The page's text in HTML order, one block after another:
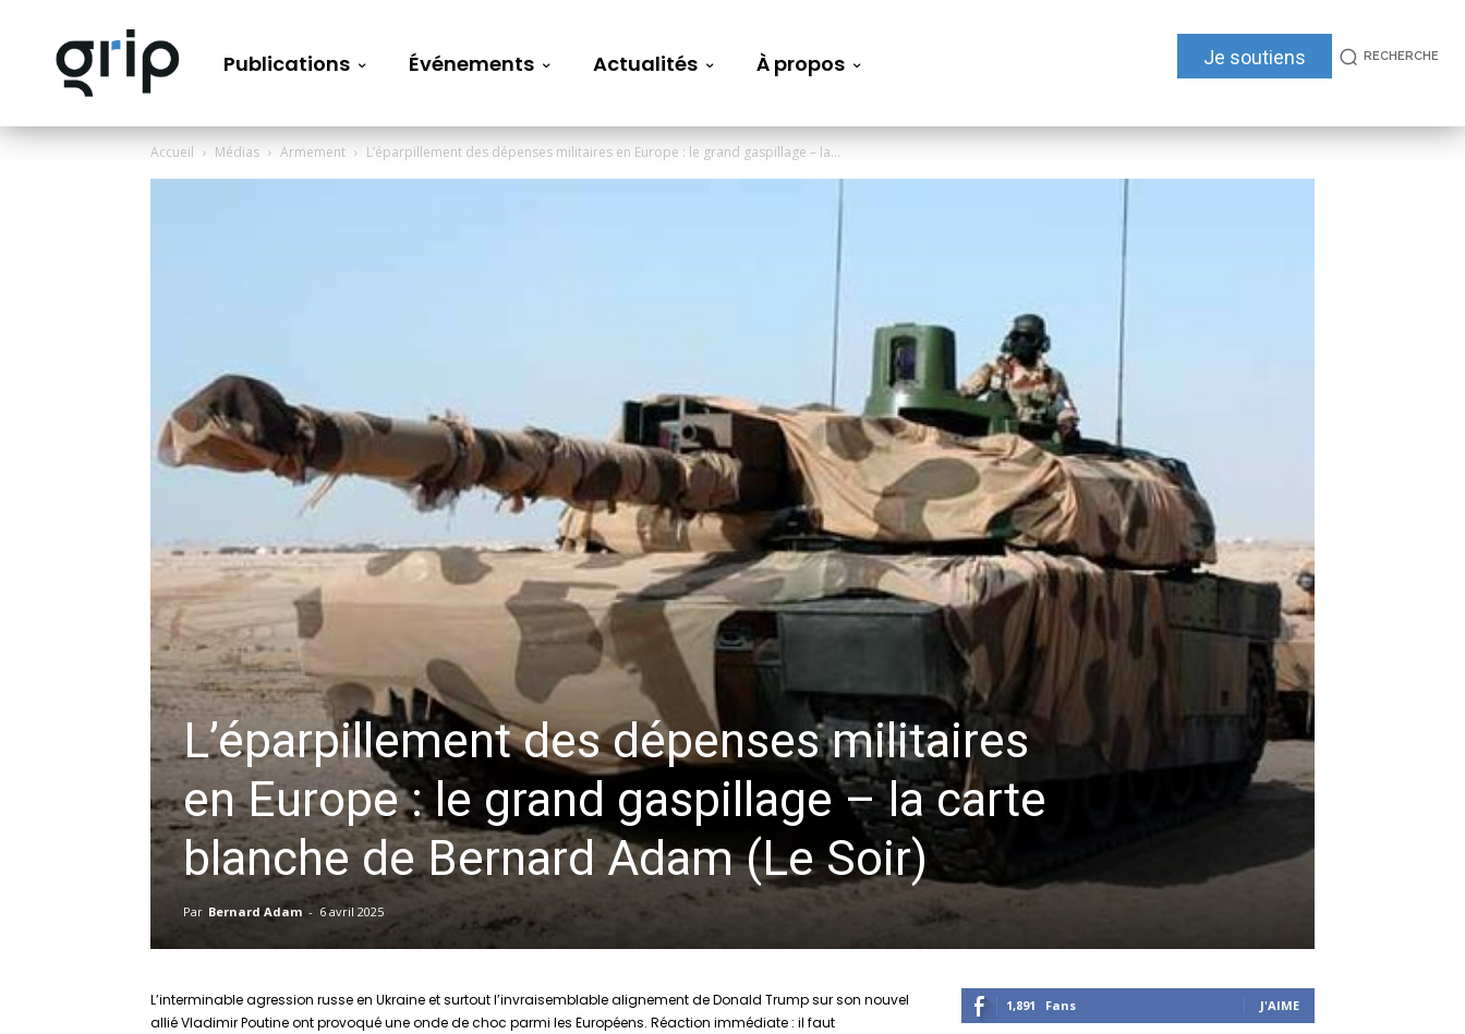
Publications Événements Actualités À propos Je soutiens RECHERCHE
Accueil Médias Armement L’éparpillement des dépenses militaires en Europe : le grand gaspillage – la...
L’éparpillement des dépenses militaires
en Europe : le grand gaspillage – la carte
blanche de Bernard Adam (Le Soir)
Par Bernard Adam - 6 avril 2025
L’interminable agression russe en Ukraine et surtout l’invraisemblable alignement de Donald Trump sur son nouvel
allié Vladimir Poutine ont provoqué une onde de choc parmi les Européens. Réaction immédiate : il faut
1,891 Fans J'AIME